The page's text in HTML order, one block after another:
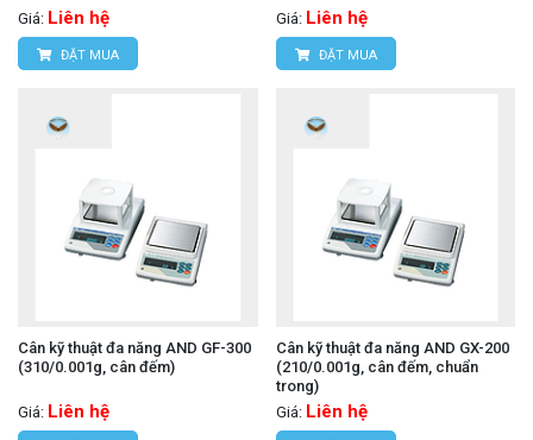
Giá: Liên hệ
ĐẶT MUA
Giá: Liên hệ
ĐẶT MUA
Cân kỹ thuật đa năng AND GF-300
(310/0.001g, cân đếm)
Giá: Liên hệ
Cân kỹ thuật đa năng AND GX-200
(210/0.001g, cân đếm, chuẩn
trong)
Giá: Liên hệ